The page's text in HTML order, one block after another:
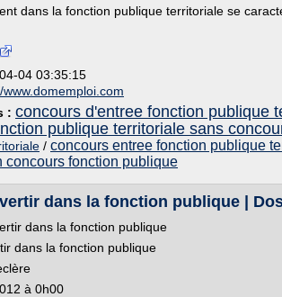
dans la fonction publique territoriale se
04 03:35:15
www.domemploi.com
: concours d'entree fonction publique
publique territoriale sans
/ concours entree fonction publique
concours fonction publique
dans la fonction publique |
dans la fonction publique
dans la fonction publique
à 0h00